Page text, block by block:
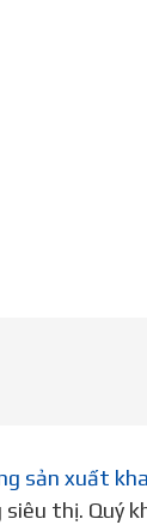
sản xuất
thị. Quý